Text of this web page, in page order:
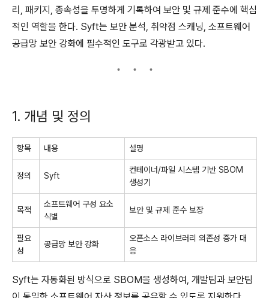
리, 패키지, 종속성을 투명하게 기록하여 보안 및 규제 준수에 핵심
적인 역할을 한다. Syft는 보안 분석, 취약점 스캐닝, 소프트웨어
공급망 보안 강화에 필수적인 도구로 각광받고 있다.
1. 개념 및 정의
항목 내용 설명
정의 Syft
컨테이너/파일 시스템 기반 SBOM
생성기
목적
소프트웨어 구성 요소
식별
보안 및 규제 준수 보장
필요
성
공급망 보안 강화
오픈소스 라이브러리 의존성 증가 대
응
Syft는 자동화된 방식으로 SBOM을 생성하여, 개발팀과 보안팀